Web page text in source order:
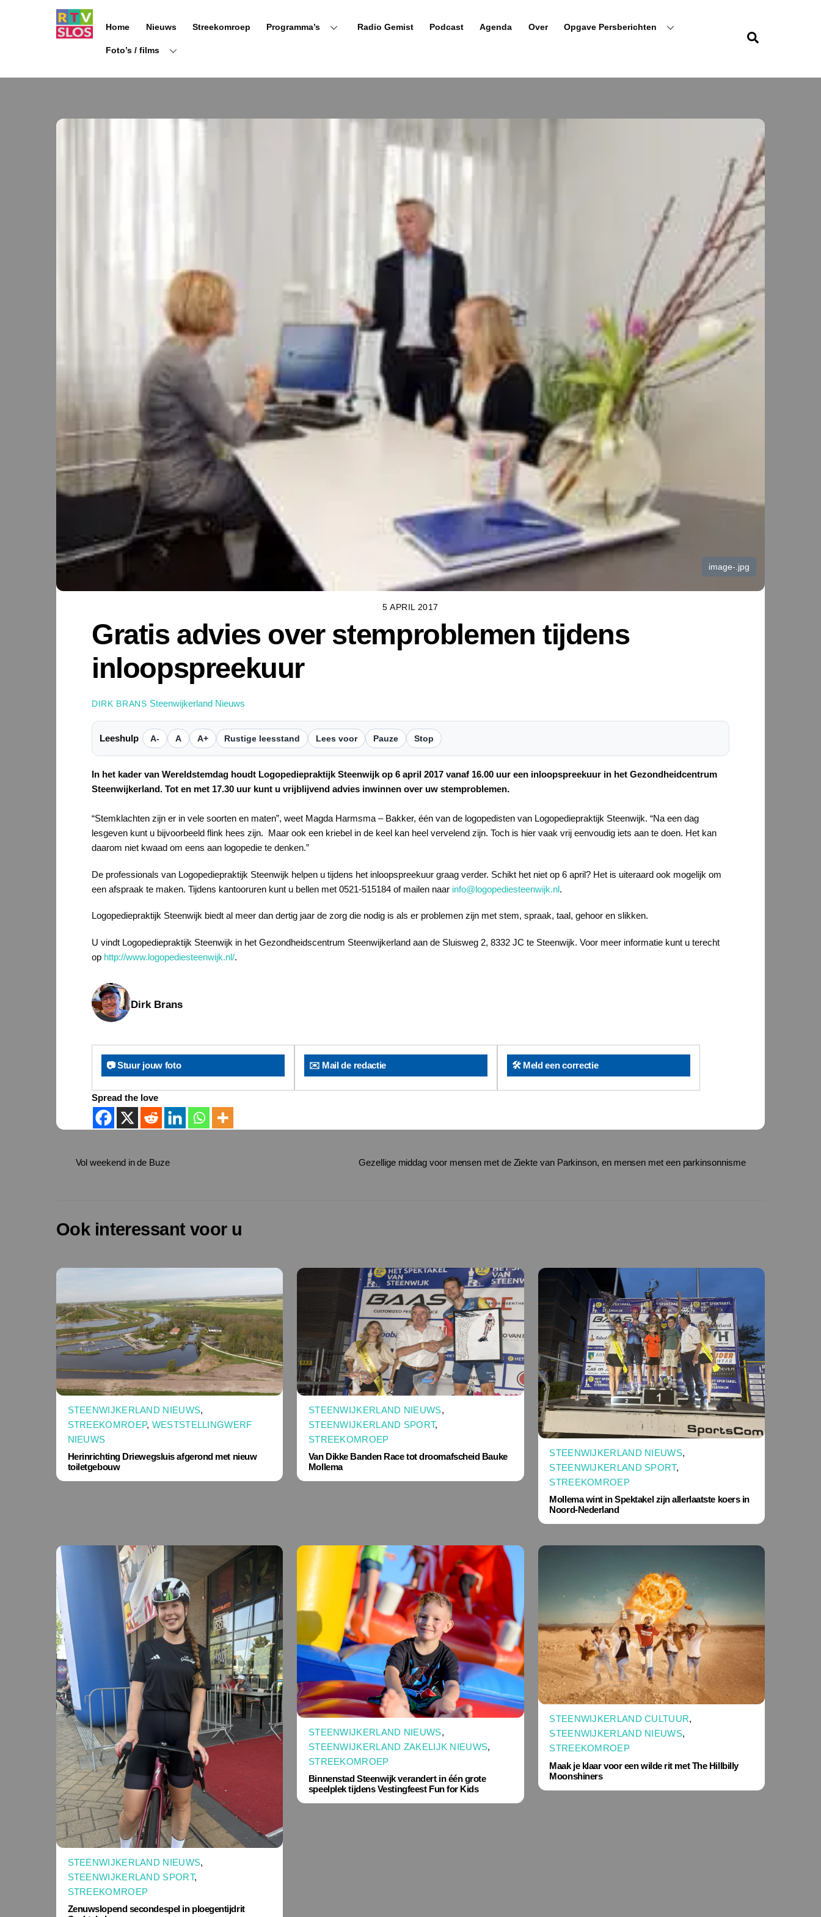
Home Nieuws Streekomroep Programma’s Radio Gemist Podcast Agenda Over Opgave Persberichten
Foto’s / films
image-.jpg
5 APRIL 2017
Gratis advies over stemproblemen tijdens
inloopspreekuur
DIRK BRANS Steenwijkerland Nieuws
Leeshulp A- A A+ Rustige leesstand Lees voor Pauze Stop
In het kader van Wereldstemdag houdt Logopediepraktijk Steenwijk op 6 april 2017 vanaf 16.00 uur een inloopspreekuur in het Gezondheidcentrum
Steenwijkerland. Tot en met 17.30 uur kunt u vrijblijvend advies inwinnen over uw stemproblemen.
“Stemklachten zijn er in vele soorten en maten”, weet Magda Harmsma – Bakker, één van de logopedisten van Logopediepraktijk Steenwijk. “Na een dag
lesgeven kunt u bijvoorbeeld flink hees zijn. Maar ook een kriebel in de keel kan heel vervelend zijn. Toch is hier vaak vrij eenvoudig iets aan te doen. Het kan
daarom niet kwaad om eens aan logopedie te denken.”
De professionals van Logopediepraktijk Steenwijk helpen u tijdens het inloopspreekuur graag verder. Schikt het niet op 6 april? Het is uiteraard ook mogelijk om
een afspraak te maken. Tijdens kantooruren kunt u bellen met 0521-515184 of mailen naar info@logopediesteenwijk.nl.
Logopediepraktijk Steenwijk biedt al meer dan dertig jaar de zorg die nodig is als er problemen zijn met stem, spraak, taal, gehoor en slikken.
U vindt Logopediepraktijk Steenwijk in het Gezondheidscentrum Steenwijkerland aan de Sluisweg 2, 8332 JC te Steenwijk. Voor meer informatie kunt u terecht
op http://www.logopediesteenwijk.nl/.
Dirk Brans
📷 Stuur jouw foto ✉️ Mail de redactie 🛠️ Meld een correctie
Spread the love
Vol weekend in de Buze Gezellige middag voor mensen met de Ziekte van Parkinson, en mensen met een parkinsonnisme
Ook interessant voor u
STEENWIJKERLAND NIEUWS,
STREEKOMROEP, WESTSTELLINGWERF
NIEUWS
Herinrichting Driewegsluis afgerond met nieuw
toiletgebouw
STEENWIJKERLAND NIEUWS,
STEENWIJKERLAND SPORT,
STREEKOMROEP
Van Dikke Banden Race tot droomafscheid Bauke
Mollema
STEENWIJKERLAND NIEUWS,
STEENWIJKERLAND SPORT,
STREEKOMROEP
Mollema wint in Spektakel zijn allerlaatste koers in
Noord-Nederland
STEENWIJKERLAND NIEUWS,
STEENWIJKERLAND SPORT,
STREEKOMROEP
Zenuwslopend secondespel in ploegentijdrit
STEENWIJKERLAND NIEUWS,
STEENWIJKERLAND ZAKELIJK NIEUWS,
STREEKOMROEP
Binnenstad Steenwijk verandert in één grote
speelplek tijdens Vestingfeest Fun for Kids
STEENWIJKERLAND CULTUUR,
STEENWIJKERLAND NIEUWS,
STREEKOMROEP
Maak je klaar voor een wilde rit met The Hillbilly
Moonshiners